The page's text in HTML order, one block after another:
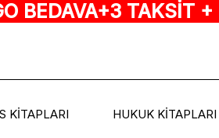
BEDAVA+3 TAKSİT
KİTAPLARI HUKUK KİTAPLARI